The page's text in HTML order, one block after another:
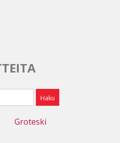
Haku
Groteski